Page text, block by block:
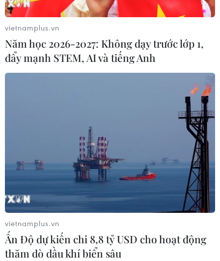
Somalia bắt giữ hàng chục phiến quân
Ít nhất 20 đối tượng, bị tình nghi là thành viên của nhóm
Hồi giáo cực đoan Al-Shabaab, đã bị bắt giữ trong các
hoạt động truy quét của cảnh sát Somalia ở thủ đô
vietnamplus.vn
Năm học 2026-2027: Không dạy trước lớp 1,
đẩy mạnh STEM, AI và tiếng Anh
vietnamplus.vn
Ấn Độ dự kiến chi 8,8 tỷ USD cho hoạt động
thăm dò dầu khí biển sâu